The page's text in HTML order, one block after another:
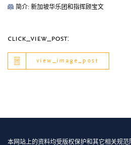
简介: 新加坡华乐团和指挥顾宝文
click_view_post:
view_image_post
本网站上的资料均受版权保护和其它相关规